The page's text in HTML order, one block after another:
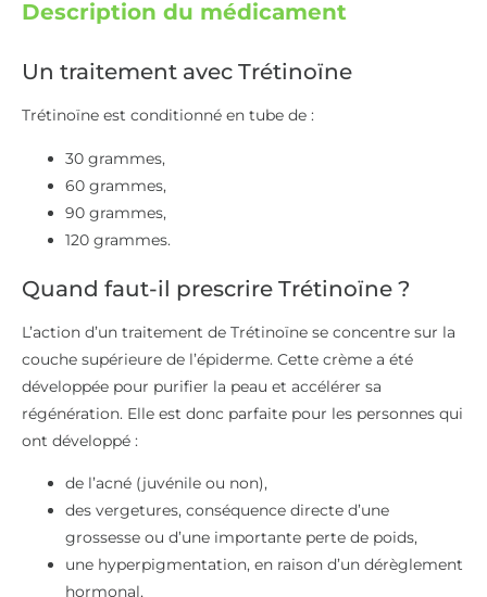
Description du médicament
Un traitement avec Trétinoïne
Trétinoïne est conditionné en tube de :
30 grammes,
60 grammes,
90 grammes,
120 grammes.
Quand faut-il prescrire Trétinoïne ?
L’action d’un traitement de Trétinoïne se concentre sur la
couche supérieure de l’épiderme. Cette crème a été
développée pour purifier la peau et accélérer sa
régénération. Elle est donc parfaite pour les personnes qui
ont développé :
de l’acné (juvénile ou non),
des vergetures, conséquence directe d’une
grossesse ou d’une importante perte de poids,
une hyperpigmentation, en raison d’un dérèglement
hormonal,